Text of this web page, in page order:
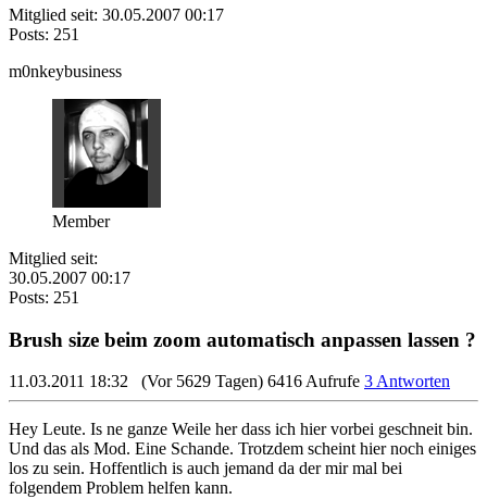
Mitglied seit: 30.05.2007 00:17
Posts: 251
m0nkeybusiness
Member
Mitglied seit:
30.05.2007 00:17
Posts: 251
Brush size beim zoom automatisch anpassen lassen ?
11.03.2011 18:32 (Vor 5629 Tagen) 6416 Aufrufe 3 Antworten
Hey Leute. Is ne ganze Weile her dass ich hier vorbei geschneit bin.
Und das als Mod. Eine Schande. Trotzdem scheint hier noch einiges
los zu sein. Hoffentlich is auch jemand da der mir mal bei
folgendem Problem helfen kann.